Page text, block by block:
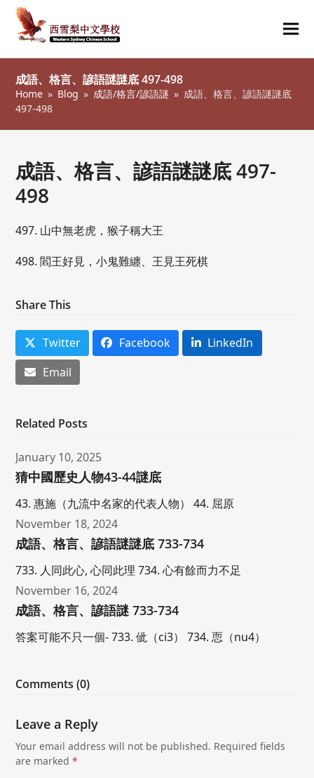
成語、格言、諺語謎謎底 497-498
Home » Blog » 成語/格言/諺語謎 » 成語、格言、諺語謎謎底
497-498
成語、格言、諺語謎謎底 497-
498
497. 山中無老虎，猴子稱大王
498. 閻王好見，小鬼難纏、王見王死棋
Share This
Twitter Facebook
LinkedIn
Email
Related Posts
January 10, 2025
猜中國歷史人物43-44謎底
43. 惠施（九流中名家的代表人物） 44. 屈原
November 18, 2024
成語、格言、諺語謎謎底 733-734
733. 人同此心, 心同此理 734. 心有餘而力不足
November 16, 2024
成語、格言、諺語謎 733-734
答案可能不只一個- 733. 佌（ci3） 734. 恧（nu4）
Comments (0)
Leave a Reply
Your email address will not be published. Required fields
are marked*